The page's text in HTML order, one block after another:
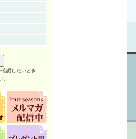
認したいとき
。